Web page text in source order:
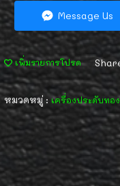
Message Us
เพิ่มรายการโปรด
หมวดหมู่ : เครื่องประดับทอ